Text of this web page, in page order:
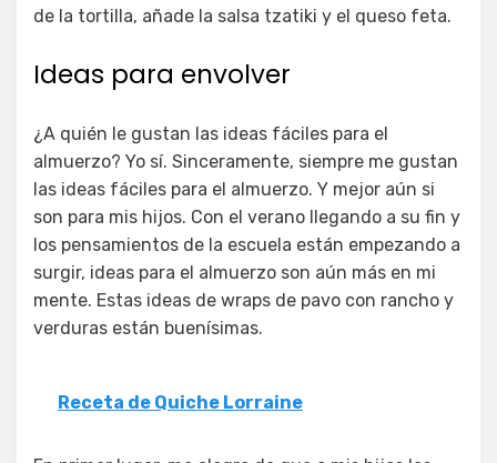
de la tortilla, añade la salsa tzatiki y el queso feta.
Ideas para envolver
¿A quién le gustan las ideas fáciles para el
almuerzo? Yo sí. Sinceramente, siempre me gustan
las ideas fáciles para el almuerzo. Y mejor aún si
son para mis hijos. Con el verano llegando a su fin y
los pensamientos de la escuela están empezando a
surgir, ideas para el almuerzo son aún más en mi
mente. Estas ideas de wraps de pavo con rancho y
verduras están buenísimas.
Receta de Quiche Lorraine